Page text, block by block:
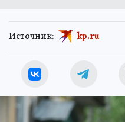
Источник: kp.ru